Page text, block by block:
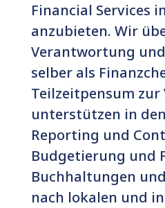
Financial Services
anzubieten. Wir
Verantwortung
selber als
Teilzeitpensum
unterstützen in
Reporting und
Budgetierung und
Buchhaltungen
nach lokalen und